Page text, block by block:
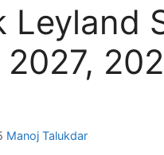
Leyland
Manoj Talukdar